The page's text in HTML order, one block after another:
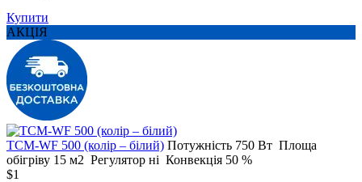
Купити
АКЦІЯ
ТСM-WF 500 (колір – білий) Потужність 750 Вт Площа
обігріву 15 м2 Регулятор ні Конвекція 50 %
$1